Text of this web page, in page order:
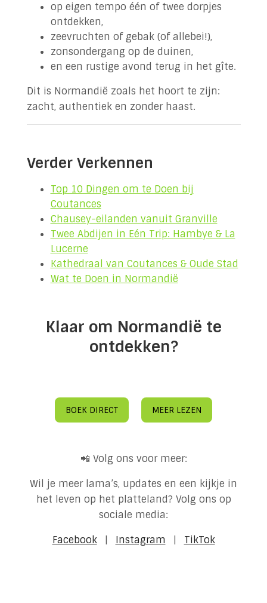
op eigen tempo één of twee dorpjes
ontdekken,
zeevruchten of gebak (of allebei!),
zonsondergang op de duinen,
en een rustige avond terug in het gîte.
Dit is Normandië zoals het hoort te zijn:
zacht, authentiek en zonder haast.
Verder Verkennen
Top 10 Dingen om te Doen bij
Coutances
Chausey-eilanden vanuit Granville
Twee Abdijen in Eén Trip: Hambye & La
Lucerne
Kathedraal van Coutances & Oude Stad
Wat te Doen in Normandië
Klaar om Normandië te
ontdekken?
BOEK DIRECT MEER LEZEN
📲 Volg ons voor meer:
Wil je meer lama’s, updates en een kijkje in
het leven op het platteland? Volg ons op
sociale media:
Facebook
Instagram TikTok